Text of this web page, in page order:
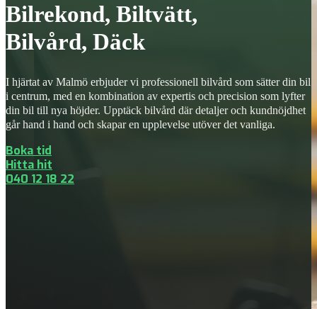
Bilrekond, Biltvätt,
Bilvård, Däck
I hjärtat av Malmö erbjuder vi professionell bilvård som sätter din bil
i centrum, med en kombination av expertis och precision som lyfter
din bil till nya höjder. Upptäck bilvård där detaljer och kundnöjdhet
går hand i hand och skapar en upplevelse utöver det vanliga.
Boka tid
Hitta hit
040 12 18 22